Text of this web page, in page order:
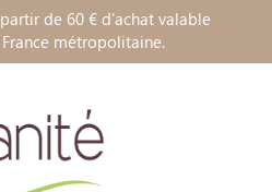
de 60 € d'achat valable
métropolitaine.